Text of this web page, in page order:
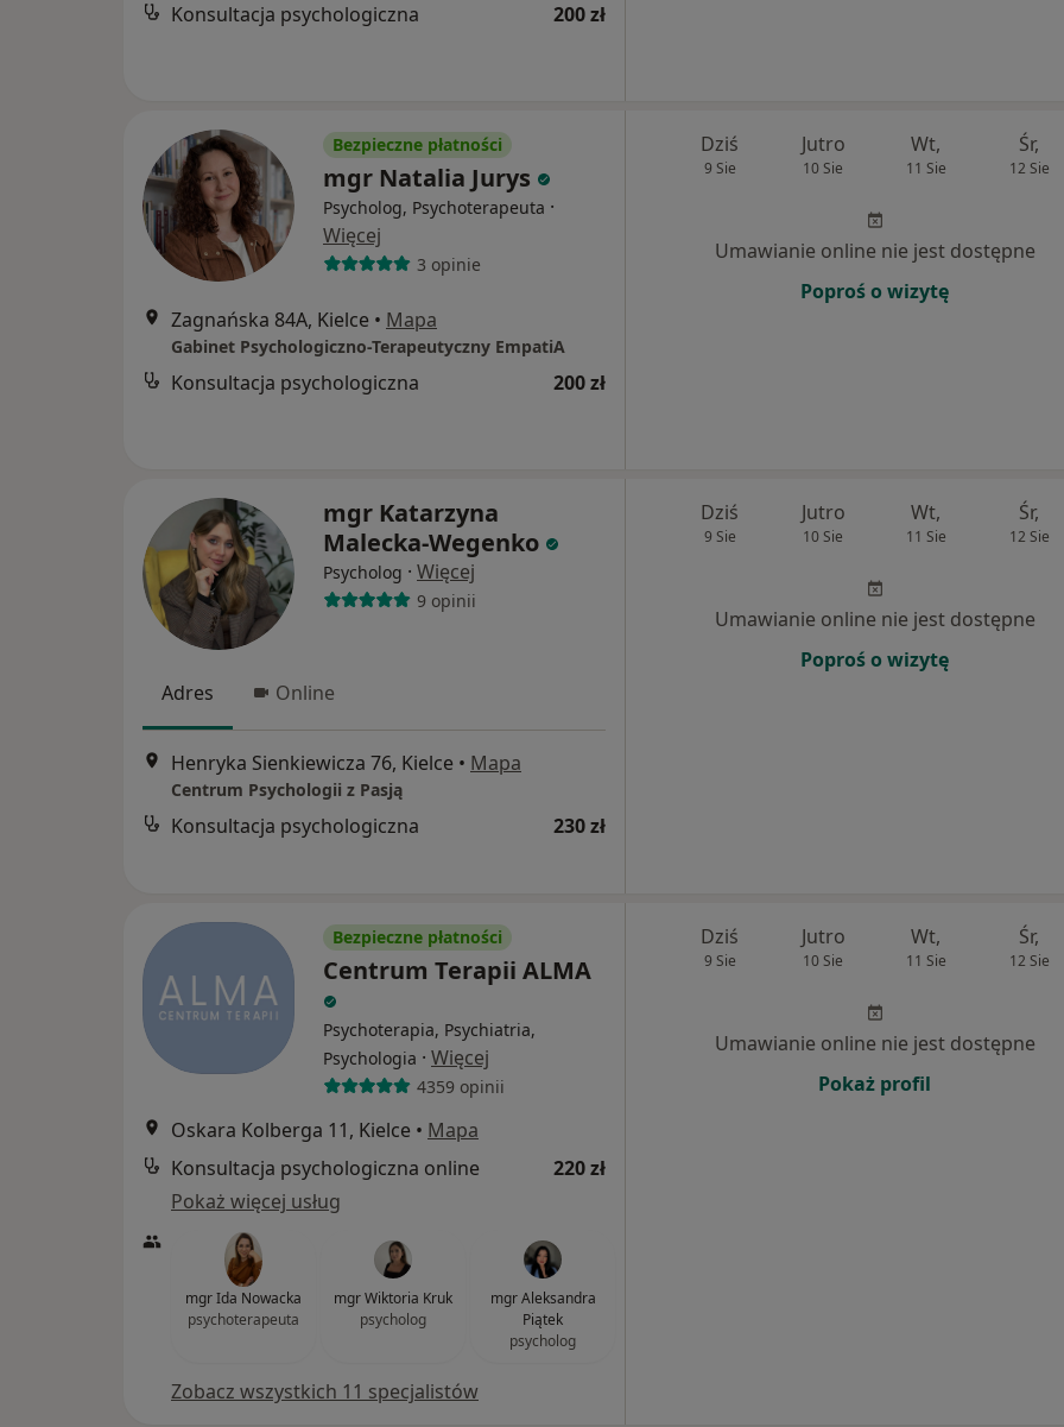
Konsultacja psychologiczna 200 zł
Bezpieczne płatności
mgr Natalia Jurys
Psycholog, Psychoterapeuta ·
Więcej
3 opinie
Zagnańska 84A, Kielce • Mapa
Gabinet Psychologiczno-Terapeutyczny EmpatiA
Konsultacja psychologiczna 200 zł
Dziś
9 Sie
Jutro
10 Sie
Wt,
11 Sie
Śr,
12 Sie
Umawianie online nie jest dostępne
Poproś o wizytę
mgr Katarzyna
Malecka-Wegenko
Psycholog · Więcej
9 opinii
Adres Online
Henryka Sienkiewicza 76, Kielce • Mapa
Centrum Psychologii z Pasją
Konsultacja psychologiczna 230 zł
Dziś
9 Sie
Jutro
10 Sie
Wt,
11 Sie
Śr,
12 Sie
Umawianie online nie jest dostępne
Poproś o wizytę
Bezpieczne płatności
Centrum Terapii ALMA
Psychoterapia, Psychiatria,
Psychologia · Więcej
4359 opinii
Oskara Kolberga 11, Kielce • Mapa
Konsultacja psychologiczna online
220 zł
Pokaż więcej usług
mgr Ida Nowacka
psychoterapeuta
mgr Wiktoria Kruk
psycholog
mgr Aleksandra
Piątek
psycholog
Zobacz wszystkich 11 specjalistów
Dziś
9 Sie
Jutro
10 Sie
Wt,
11 Sie
Śr,
12 Sie
Umawianie online nie jest dostępne
Pokaż profil